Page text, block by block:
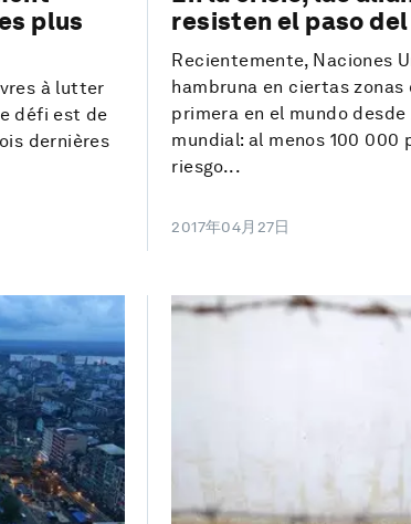
plus
à lutter
défi est de
dernières
resisten el paso
Recientemente, Naciones
hambruna en ciertas zonas
primera en el mundo desde
mundial: al menos 100 000
riesgo...
2017年04月27日